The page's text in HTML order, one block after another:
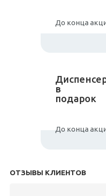
До конца
в
подарок
До конца
ОТЗЫВЫ КЛИЕНТОВ